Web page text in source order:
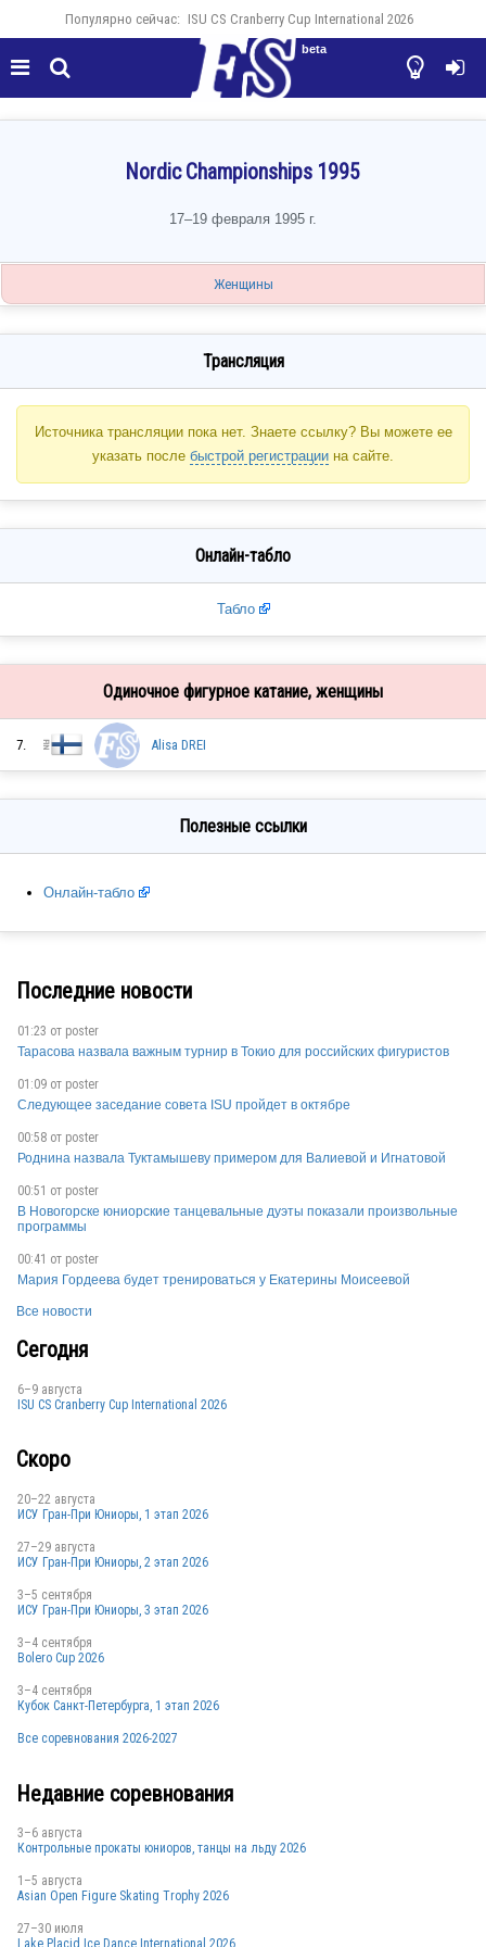
Популярно сейчас: ISU CS Cranberry Cup International 2026
  

beta
Nordic Championships 1995
17–19 февраля 1995 г.
Женщины
Трансляция
Источника трансляции пока нет. Знаете ссылку? Вы можете ее
указать после быстрой регистрации на сайте.
Онлайн-табло
Табло
Одиночное фигурное катание, женщины
7. Alisa DREI
Полезные ссылки
Онлайн-табло
Последние новости
01:23 от poster
Тарасова назвала важным турнир в Токио для российских фигуристов
01:09 от poster
Следующее заседание совета ISU пройдет в октябре
00:58 от poster
Роднина назвала Туктамышеву примером для Валиевой и Игнатовой
00:51 от poster
В Новогорске юниорские танцевальные дуэты показали произвольные
программы
00:41 от poster
Мария Гордеева будет тренироваться у Екатерины Моисеевой
Все новости
Сегодня
6–9 августа
ISU CS Cranberry Cup International 2026
Скоро
20–22 августа
ИСУ Гран-При Юниоры, 1 этап 2026
27–29 августа
ИСУ Гран-При Юниоры, 2 этап 2026
3–5 сентября
ИСУ Гран-При Юниоры, 3 этап 2026
3–4 сентября
Bolero Cup 2026
3–4 сентября
Кубок Санкт-Петербурга, 1 этап 2026
Все соревнования 2026-2027
Недавние соревнования
3–6 августа
Контрольные прокаты юниоров, танцы на льду 2026
1–5 августа
Asian Open Figure Skating Trophy 2026
27–30 июля
Lake Placid Ice Dance International 2026